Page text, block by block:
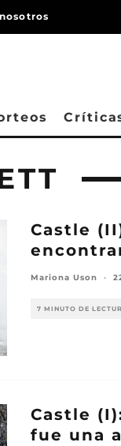
Castle
Mariona Uson ·
7 MINUTO DE
Castle
fue una